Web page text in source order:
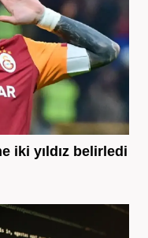
iki yıldız belirledi